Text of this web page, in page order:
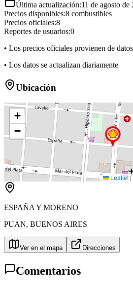
Última actualización:11 de agosto de
Precios disponibles:8 combustibles
Precios oficiales:8
Reportes de usuarios:0
• Los precios oficiales provienen de
• Los datos se actualizan diariamente
Ubicación
+
−
Leaflet |
ESPAÑA Y MORENO
PUAN, BUENOS AIRES
Ver en el mapa Direcciones
Comentarios